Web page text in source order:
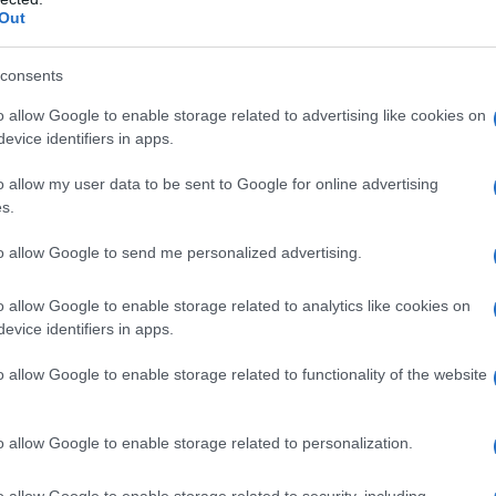
allow Google to enable storage related to advertising like cookies on
identifiers in apps.
allow my user data to be sent to Google for online advertising
allow Google to send me personalized advertising.
allow Google to enable storage related to analytics like cookies on
identifiers in apps.
allow Google to enable storage related to functionality of the website
allow Google to enable storage related to personalization.
che 9.881 palestinesi erano detenuti nelle prigioni
accusa o accesso a un avvocato per lunghi
registrata in data 08/09/2015 presso il Tribunale civile di
di stampa. Per ogni informazione, richiesta, consiglio e
ATTENZIONE!